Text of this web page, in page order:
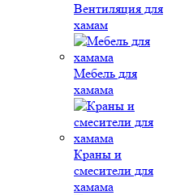
Вентиляция для
хамам
Мебель для
хамама
Краны и
смесители для
хамама